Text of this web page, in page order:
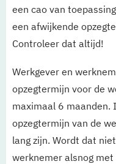
een cao van
een afwijkende
Controleer dat altijd!
Werkgever en
opzegtermijn voor de
maximaal 6 maanden.
opzegtermijn van de
lang zijn. Wordt dat
werknemer alsnog met